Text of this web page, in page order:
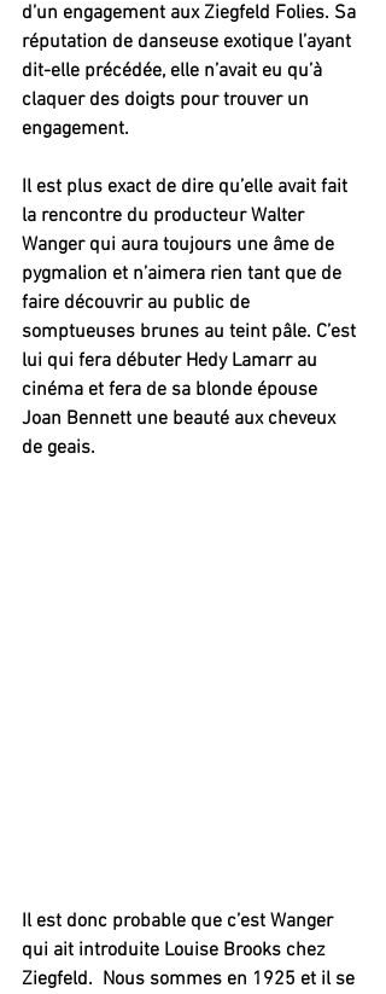
d’un engagement aux Ziegfeld Folies. Sa
réputation de danseuse exotique l’ayant
dit-elle précédée, elle n’avait eu qu’à
claquer des doigts pour trouver un
engagement.
Il est plus exact de dire qu’elle avait fait
la rencontre du producteur Walter
Wanger qui aura toujours une âme de
pygmalion et n’aimera rien tant que de
faire découvrir au public de
somptueuses brunes au teint pâle. C’est
lui qui fera débuter Hedy Lamarr au
cinéma et fera de sa blonde épouse
Joan Bennett une beauté aux cheveux
de geais.
Il est donc probable que c’est Wanger
qui ait introduite Louise Brooks chez
Ziegfeld.  Nous sommes en 1925 et il se